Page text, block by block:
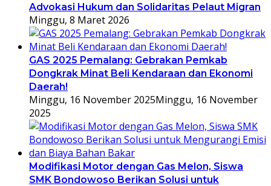
Advokasi Hukum dan Solidaritas Pelaut Migran
Minggu, 8 Maret 2026
GAS 2025 Pemalang: Gebrakan Pemkab
Dongkrak Minat Beli Kendaraan dan Ekonomi
Daerah!
Minggu, 16 November 2025Minggu, 16 November
2025
Modifikasi Motor dengan Gas Melon, Siswa
SMK Bondowoso Berikan Solusi untuk